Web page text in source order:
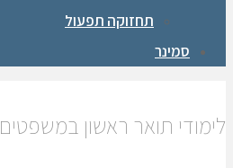
תחזוקה תפעול
סמינר
לימודי תואר ראשון במשפטים